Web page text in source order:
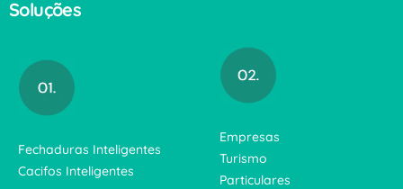
Soluções
Fechaduras Inteligentes
Cacifos Inteligentes
Empresas
Turismo
Particulares